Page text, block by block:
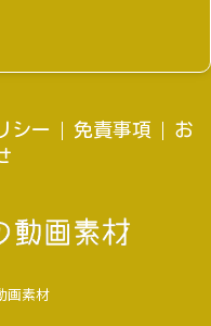
シー 免責事項
お
画素材